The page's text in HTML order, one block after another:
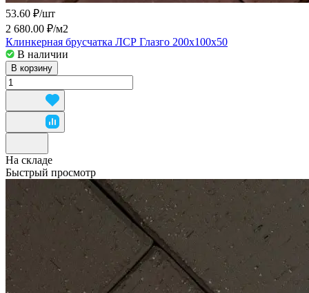
53.60 ₽/шт
2 680.00 ₽/м2
Клинкерная брусчатка ЛСР Глазго 200x100x50
В наличии
В корзину
На складе
Быстрый просмотр